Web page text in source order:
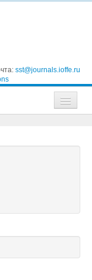
sst@journals.ioffe.ru